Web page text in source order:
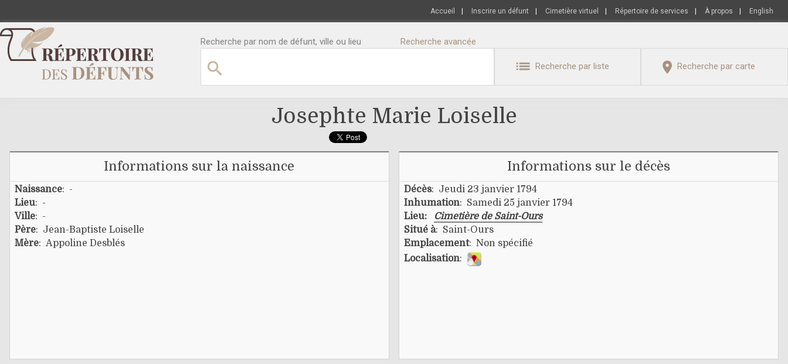
Accueil Inscrire un défunt Cimetière virtuel Répertoire de services À propos English
Recherche par nom de défunt, ville ou lieu Recherche avancée
Recherche par liste Recherche par carte
Josephte Marie Loiselle
Informations sur la naissance
Naissance: -
Lieu: -
Ville: -
Père: Jean-Baptiste Loiselle
Mère: Appoline Desblés
Informations sur le décès
Décès: Jeudi 23 janvier 1794
Inhumation: Samedi 25 janvier 1794
Lieu:
Cimetière de Saint-Ours
Situé à: Saint-Ours
Emplacement: Non spécifié
Localisation: